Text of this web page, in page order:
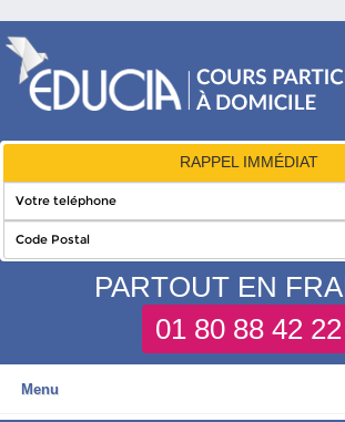
RAPPEL IMMÉDIAT
PARTOUT EN
01 80 88 42 22
Menu